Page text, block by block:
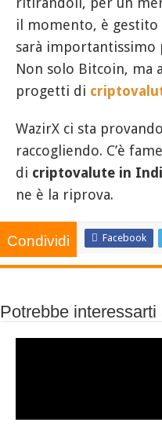
il momento, è gestito
sarà
Non solo Bitcoin, ma
progetti di
WazirX ci sta
raccogliendo. C’è
di criptovalute in
ne è la riprova.
Condividi Facebook
Potrebbe interessarti